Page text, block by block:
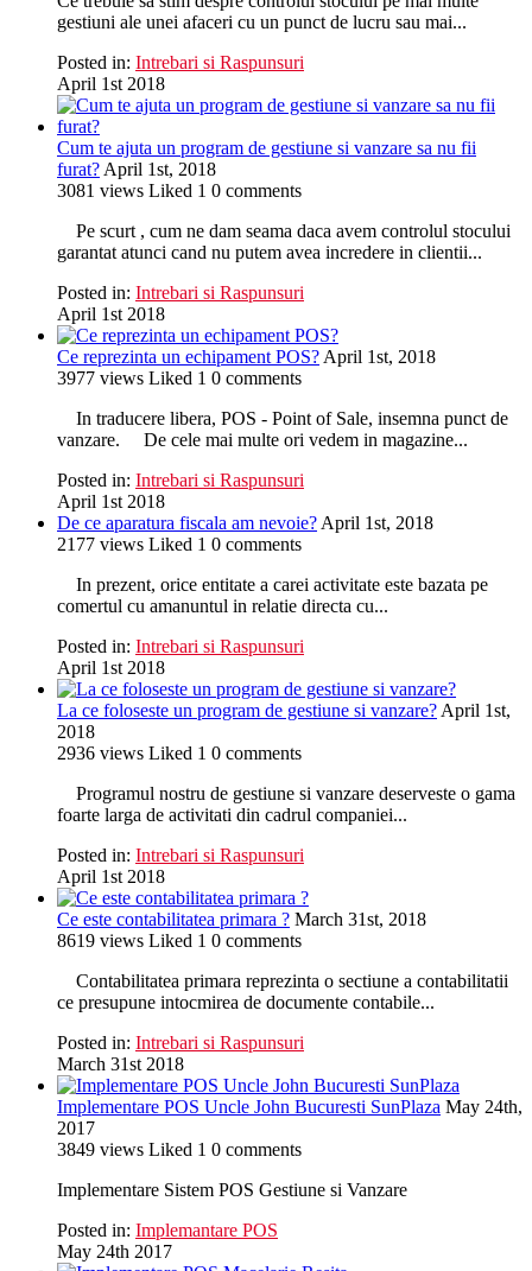
gestiuni ale unei afaceri cu un punct de lucru sau mai...
Posted in: Intrebari si Raspunsuri
April 1st 2018
Cum te ajuta un program de gestiune si vanzare sa nu fii
furat? April 1st, 2018
3081 views Liked 1 0 comments
Pe scurt , cum ne dam seama daca avem controlul stocului
garantat atunci cand nu putem avea incredere in clientii...
Posted in: Intrebari si Raspunsuri
April 1st 2018
Ce reprezinta un echipament POS? April 1st, 2018
3977 views Liked 1 0 comments
In traducere libera, POS - Point of Sale, insemna punct de
vanzare. De cele mai multe ori vedem in magazine...
Posted in: Intrebari si Raspunsuri
April 1st 2018
De ce aparatura fiscala am nevoie? April 1st, 2018
2177 views Liked 1 0 comments
In prezent, orice entitate a carei activitate este bazata pe
comertul cu amanuntul in relatie directa cu...
Posted in: Intrebari si Raspunsuri
April 1st 2018
La ce foloseste un program de gestiune si vanzare? April 1st,
2018
2936 views Liked 1 0 comments
Programul nostru de gestiune si vanzare deserveste o gama
foarte larga de activitati din cadrul companiei...
Posted in: Intrebari si Raspunsuri
April 1st 2018
Ce este contabilitatea primara ? March 31st, 2018
8619 views Liked 1 0 comments
Contabilitatea primara reprezinta o sectiune a contabilitatii
ce presupune intocmirea de documente contabile...
Posted in: Intrebari si Raspunsuri
March 31st 2018
Implementare POS Uncle John Bucuresti SunPlaza May 24th,
2017
3849 views Liked 1 0 comments
Implementare Sistem POS Gestiune si Vanzare
Posted in: Implemantare POS
May 24th 2017